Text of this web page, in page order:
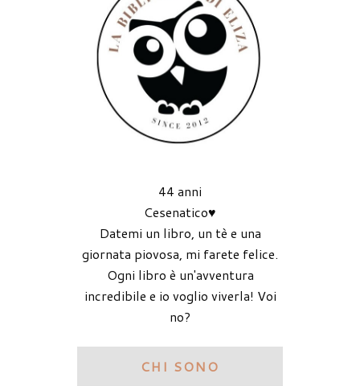
44 anni
Cesenatico♥
Datemi un libro, un tè e una
giornata piovosa, mi farete felice.
Ogni libro è un'avventura
incredibile e io voglio viverla! Voi
no?
CHI SONO